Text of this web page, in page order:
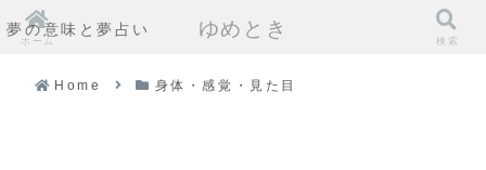
夢の意味と夢占い
Home 身体・感覚・見た目
ホーム ゆめとき 検索